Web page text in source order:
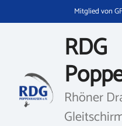
Inhalt
Mitglied von
RDG
Rhöner